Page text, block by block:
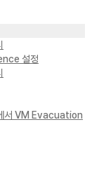
설정
서 VM Evacuation